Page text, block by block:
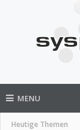
MENU
Heutige Themen